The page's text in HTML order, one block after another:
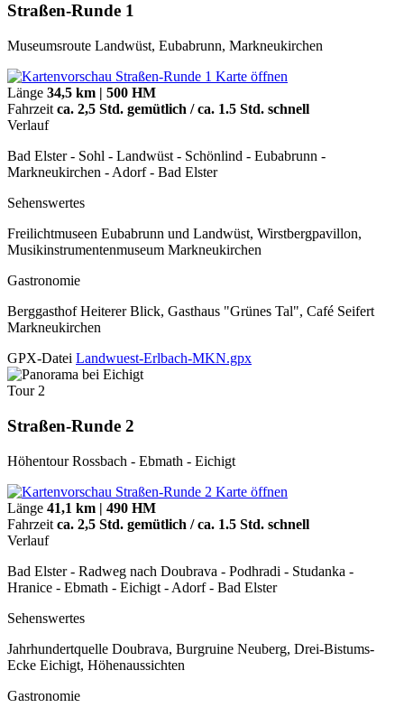
Straßen-Runde 1
Museumsroute Landwüst, Eubabrunn, Markneukirchen
Karte öffnen
Länge 34,5 km | 500 HM
Fahrzeit ca. 2,5 Std. gemütlich / ca. 1.5 Std. schnell
Verlauf
Bad Elster - Sohl - Landwüst - Schönlind - Eubabrunn -
Markneukirchen - Adorf - Bad Elster
Sehenswertes
Freilichtmuseen Eubabrunn und Landwüst, Wirstbergpavillon,
Musikinstrumentenmuseum Markneukirchen
Gastronomie
Berggasthof Heiterer Blick, Gasthaus "Grünes Tal", Café Seifert
Markneukirchen
GPX-Datei Landwuest-Erlbach-MKN.gpx
Tour 2
Straßen-Runde 2
Höhentour Rossbach - Ebmath - Eichigt
Karte öffnen
Länge 41,1 km | 490 HM
Fahrzeit ca. 2,5 Std. gemütlich / ca. 1.5 Std. schnell
Verlauf
Bad Elster - Radweg nach Doubrava - Podhradi - Studanka -
Hranice - Ebmath - Eichigt - Adorf - Bad Elster
Sehenswertes
Jahrhundertquelle Doubrava, Burgruine Neuberg, Drei-Bistums-
Ecke Eichigt, Höhenaussichten
Gastronomie